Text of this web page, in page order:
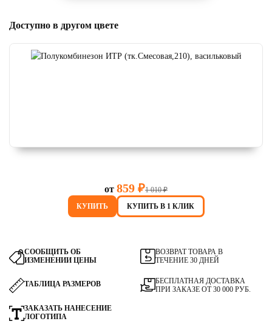
Доступно в другом цвете
от 859 ₽1 010 ₽
КУПИТЬ
КУПИТЬ В 1 КЛИК
СООБЩИТЬ ОБ
ИЗМЕНЕНИИ ЦЕНЫ
ВОЗВРАТ ТОВАРА В
ТЕЧЕНИЕ 30 ДНЕЙ
ТАБЛИЦА РАЗМЕРОВ
ЗАКАЗАТЬ НАНЕСЕНИЕ
ЛОГОТИПА
БЕСПЛАТНАЯ ДОСТАВКА
ПРИ ЗАКАЗЕ ОТ 30 000 РУБ.